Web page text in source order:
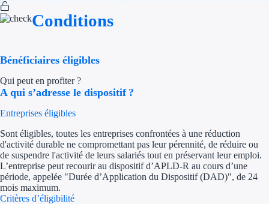
Régions de A à H
Aides Région
Conditions
Bénéficiaires éligibles
Qui peut en profiter ?
A qui s’adresse le dispositif ?
Entreprises éligibles
Sont éligibles, toutes les entreprises confrontées à une réduction
d'activité durable ne compromettant pas leur pérennité, de réduire ou
de suspendre l'activité de leurs salariés tout en préservant leur emploi.
L’entreprise peut recourir au dispositif d’APLD-R au cours d’une
période, appelée "Durée d’Application du Dispositif (DAD)", de 24
mois maximum.
Critères d’éligibilité